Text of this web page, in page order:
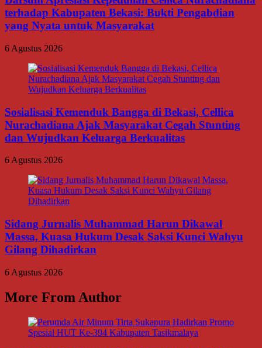
terhadap Kabupaten Bekasi: Bukti Pengabdian
yang Nyata untuk Masyarakat
6 Agustus 2026
Sosialisasi Kemenduk Bangga di Bekasi, Cellica
Nurachadiana Ajak Masyarakat Cegah Stunting
dan Wujudkan Keluarga Berkualitas
6 Agustus 2026
Sidang Jurnalis Muhammad Harun Dikawal
Massa, Kuasa Hukum Desak Saksi Kunci Wahyu
Gilang Dihadirkan
6 Agustus 2026
More From Author